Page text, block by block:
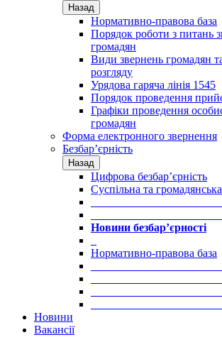
Назад
Нормативно-правова база
Порядок роботи з питань
громадян
Види звернень громадян
розгляду
Урядова гаряча лінія 1545
Порядок проведення
Графіки проведення
громадян
Форма електронного звернення
Безбар’єрність
Назад
Цифрова безбар’єрність
Суспільна та громадянська
Новини безбар’єрності
Нормативно-правова база
Новини
Вакансії